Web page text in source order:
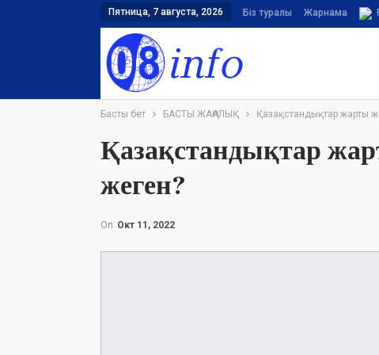
Пятница, 7 августа, 2026 Біз туралы Жарнама
Басты бет БАСТЫ ЖАҢАЛЫҚ Қазақстандықтар жарты
Қазақстандықтар
жеген?
On Окт 11, 2022